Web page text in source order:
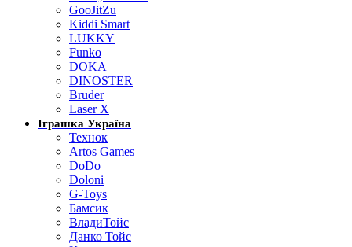
GooJitZu
Kiddi Smart
LUKKY
Funko
DOKA
DINOSTER
Bruder
Laser X
Іграшка Україна
Технок
Artos Games
DoDo
Doloni
G-Toys
Бамсик
ВладиТойс
Данко Тойс